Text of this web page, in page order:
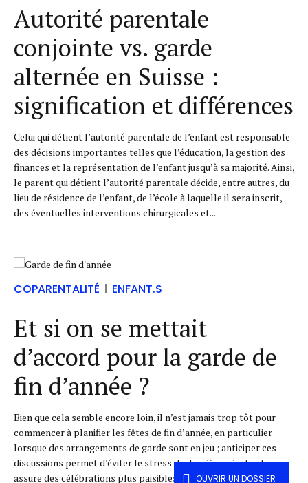
Autorité parentale
conjointe vs. garde
alternée en Suisse :
signification et différences
Celui qui détient l’autorité parentale de l’enfant est responsable
des décisions importantes telles que l’éducation, la gestion des
finances et la représentation de l’enfant jusqu’à sa majorité. Ainsi,
le parent qui détient l’autorité parentale décide, entre autres, du
lieu de résidence de l’enfant, de l’école à laquelle il sera inscrit,
des éventuelles interventions chirurgicales et...
COPARENTALITÉ ENFANT.S
Et si on se mettait
d’accord pour la garde de
fin d’année ?
Bien que cela semble encore loin, il n’est jamais trop tôt pour
commencer à planifier les fêtes de fin d’année, en particulier
lorsque des arrangements de garde sont en jeu ; anticiper ces
discussions permet d’éviter le stress de dernière minute et
assure des célébrations plus paisibles et harmonieuses pour
OUVRIR UN DOSSIER